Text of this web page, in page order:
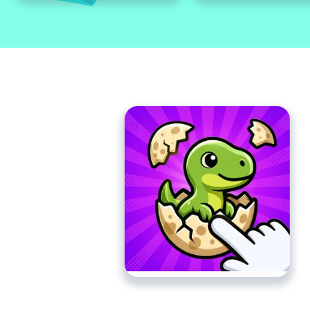
ここでDino Merge. Dino Merge